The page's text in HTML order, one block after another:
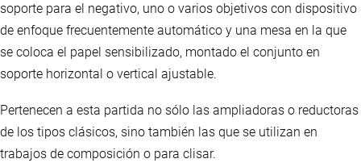
soporte para el negativo, uno o varios objetivos con dispositivo
de enfoque frecuentemente automático y una mesa en la que
se coloca el papel sensibilizado, montado el conjunto en
soporte horizontal o vertical ajustable.
Pertenecen a esta partida no sólo las ampliadoras o reductoras
de los tipos clásicos, sino también las que se utilizan en
trabajos de composición o para clisar.